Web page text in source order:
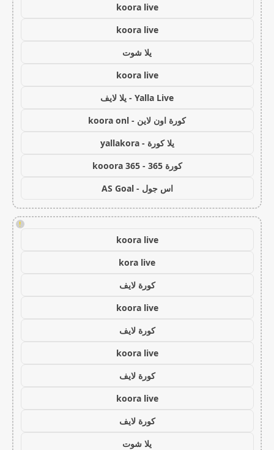
koora live
koora live
يلا شوت
koora live
Yalla Live - يلا لايف
كورة اون لاين - koora onl
يلا كورة - yallakora
كورة 365 - kooora 365
اس جول - AS Goal
!
koora live
kora live
كورة لايف
koora live
كورة لايف
koora live
كورة لايف
koora live
كورة لايف
يلا شوت